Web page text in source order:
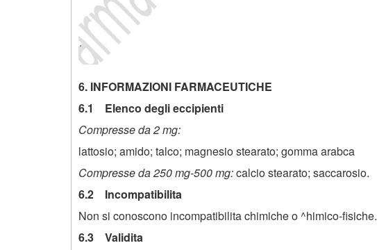
6. INFORMAZIONI FARMACEUTICHE
6.1 Elenco degli eccipienti
Compresse da 2 mg:
lattosio; amido; talco; magnesio stearato; gomma arabca
Compresse da 250 mg-500 mg:calcio stearato; saccarosio.
6.2 Incompatibilita
Non si conoscono incompatibilita chimiche o ^himico-fisiche.
6.3 Validita